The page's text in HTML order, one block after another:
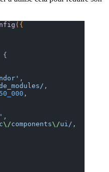
({
{
,
,
50_000 ,
,
\/components\/ui/ ,